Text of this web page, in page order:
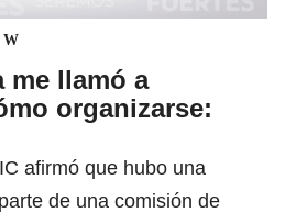
W
me llamó a
organizarse:
afirmó que hubo una
de una comisión de